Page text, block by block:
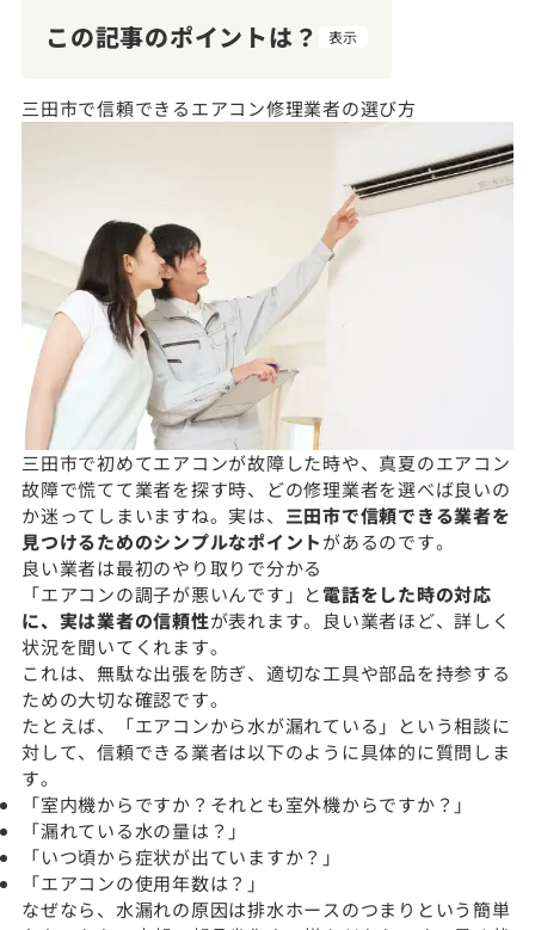
この記事のポイントは？ 表示
三田市で信頼できるエアコン修理業者の選び方
三田市で初めてエアコンが故障した時や、真夏のエアコン
故障で慌てて業者を探す時、どの修理業者を選べば良いの
か迷ってしまいますね。実は、 三田市で信頼できる業者を
見つけるためのシンプルなポイントがあるのです。
良い業者は最初のやり取りで分かる
「エアコンの調子が悪いんです」と電話をした時の対応
に、実は業者の信頼性が表れます。良い業者ほど、詳しく
状況を聞いてくれます。
これは、無駄な出張を防ぎ、適切な工具や部品を持参する
ための大切な確認です。
たとえば、「エアコンから水が漏れている」という相談に
対して、信頼できる業者は以下のように具体的に質問しま
す。
「室内機からですか？それとも室外機からですか？」
「漏れている水の量は？」
「いつ頃から症状が出ていますか？」
「エアコンの使用年数は？」
なぜなら、水漏れの原因は排水ホースのつまりという簡単